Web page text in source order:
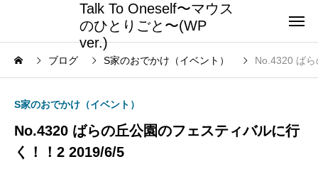
Talk To Oneself〜マウス
のひとりごと〜(WP
ver.)
ブログ S家のおでかけ（イベント） No.4320 ば
S家のおでかけ（イベント）
No.4320 ばらの丘公園のフェスティバルに行
く！！2 2019/6/5